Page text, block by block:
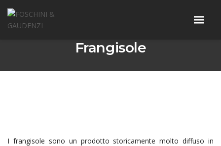
Frangisole
I frangisole sono un prodotto storicamente molto diffuso in